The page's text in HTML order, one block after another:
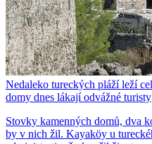
Nedaleko tureckých pláží leží
domy dnes lákají odvážné turisty
Stovky kamenných domů, dva
by v nich žil. Kayaköy u